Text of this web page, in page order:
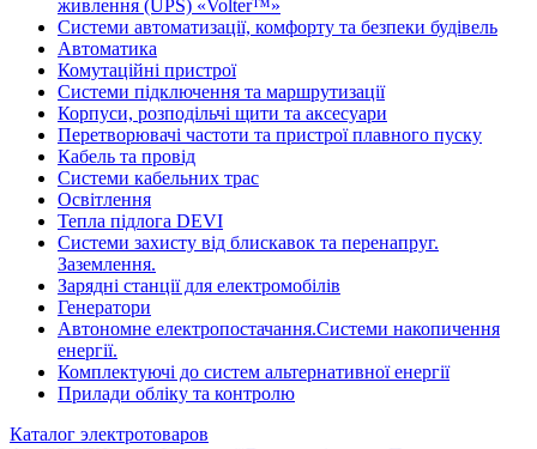
живлення (UPS) «Volter™»
Системи автоматизації, комфорту та безпеки будівель
Автоматика
Комутаційні пристрої
Системи підключення та маршрутизації
Корпуси, розподільчі щити та аксесуари
Перетворювачі частоти та пристрої плавного пуску
Кабель та провід
Системи кабельних трас
Освітлення
Тепла підлога DEVI
Системи захисту від блискавок та перенапруг.
Заземлення.
Зарядні станції для електромобілів
Генератори
Автономне електропостачання.Системи накопичення
енергії.
Комплектуючі до систем альтернативної енергії
Прилади обліку та контролю
Каталог электротоваров